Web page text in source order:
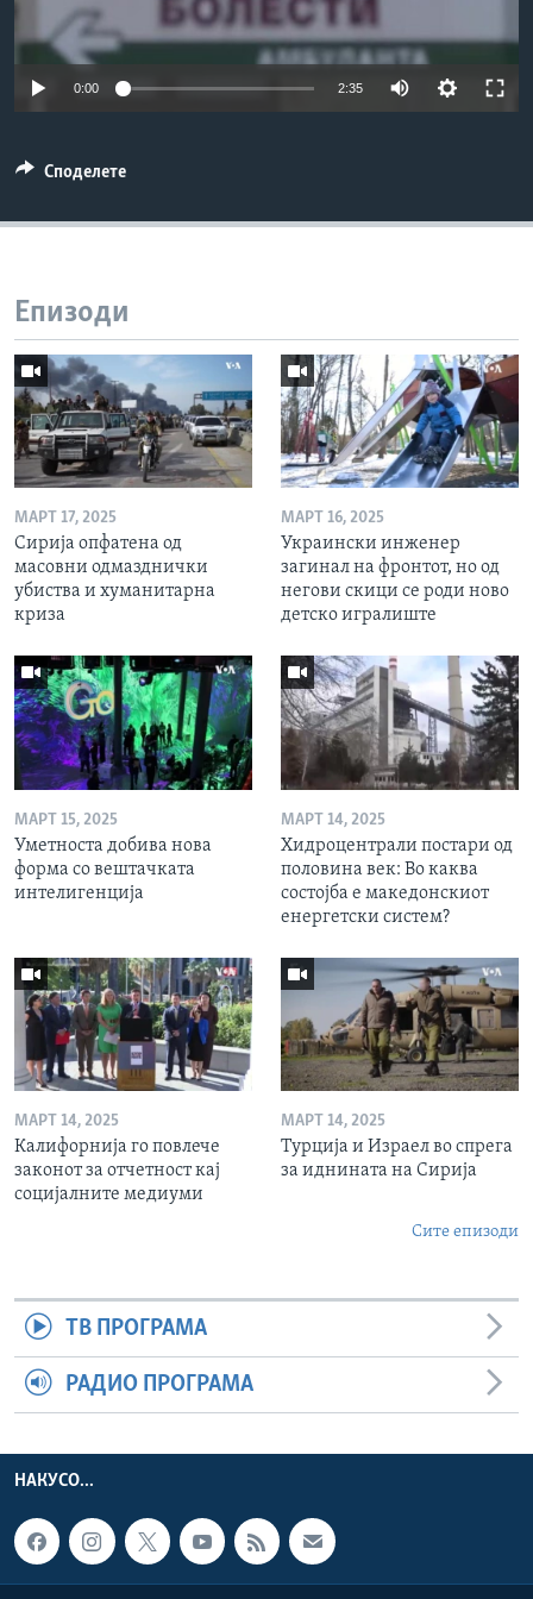
ИНТЕРВЈУА
Јазици
0:00 2:35
Споделете
Епизоди
МАРТ 17, 2025
Сирија опфатена од
масовни одмазднички
убиства и хуманитарна
криза
МАРТ 16, 2025
Украински инженер
загинал на фронтот, но од
негови скици се роди ново
детско игралиште
МАРТ 15, 2025
Уметноста добива нова
форма со вештачката
интелигенција
МАРТ 14, 2025
Хидроцентрали постари од
половина век: Во каква
состојба е македонскиот
енергетски систем?
МАРТ 14, 2025
Калифорнија го повлече
законот за отчетност кај
социјалните медиуми
МАРТ 14, 2025
Турција и Израел во спрега
за иднината на Сирија
Сите епизоди
ТВ ПРОГРАМА
РАДИО ПРОГРАМА
НАКУСО...